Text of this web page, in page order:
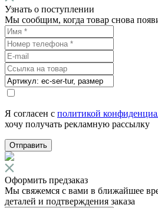
Узнать о поступлении
Мы сообщим, когда товар снова
Я согласен с политикой
хочу получать рекламную рассылку
Отправить
Оформить предзаказ
Мы свяжемся с вами в ближайшее
деталей и подтверждения заказа